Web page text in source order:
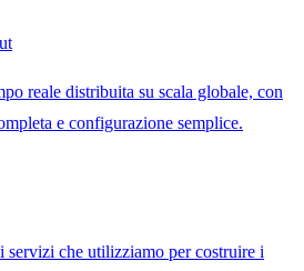
reale distribuita su scala globale, con
e configurazione semplice.
servizi che utilizziamo per costruire i